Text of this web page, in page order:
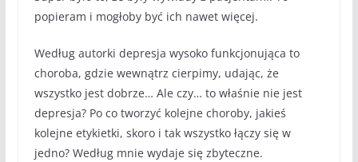
popieram i mogłoby być ich nawet więcej.
Według autorki depresja wysoko funkcjonująca to
choroba, gdzie wewnątrz cierpimy, udając, że
wszystko jest dobrze… Ale czy… to właśnie nie jest
depresja? Po co tworzyć kolejne choroby, jakieś
kolejne etykietki, skoro i tak wszystko łączy się w
jedno? Według mnie wydaje się zbyteczne.